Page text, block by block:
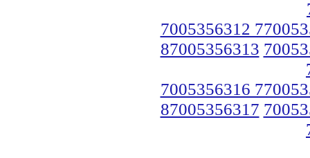
7005356312
87005356313
7005356316
87005356317